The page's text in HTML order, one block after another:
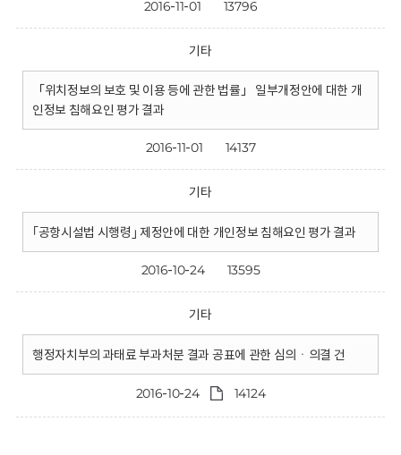
2016-11-01 13796
기타
「위치정보의 보호 및 이용 등에 관한 법률」 일부개정안에 대한 개
인정보 침해요인 평가 결과
2016-11-01 14137
기타
｢공항시설법 시행령｣ 제정안에 대한 개인정보 침해요인 평가 결과
2016-10-24 13595
기타
행정자치부의 과태료 부과처분 결과 공표에 관한 심의ㆍ의결 건
2016-10-24 14124